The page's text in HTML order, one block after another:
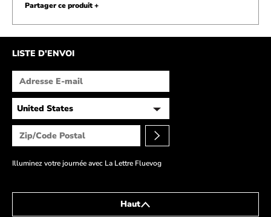
Partager ce produit +
LISTE D'ENVOI
Illuminez votre journée avec La Lettre Fluevog
Haut